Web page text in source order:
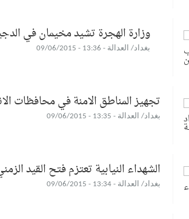
وزارة الهجرة تشيد مخيمان في
بغداد/ العدالة - 13:36 - 09/06/2015
تجهيز المناطق الامنة في محافظات
بغداد/ العدالة - 13:35 - 09/06/2015
الشهداء النيابية تعتزم فتح القيد
بغداد/ العدالة - 13:34 - 09/06/2015